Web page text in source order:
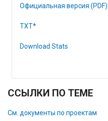
Официальная версия (PDF)
TXT*
Download Stats
ССЫЛКИ ПО ТЕМЕ
См. документы по проектам